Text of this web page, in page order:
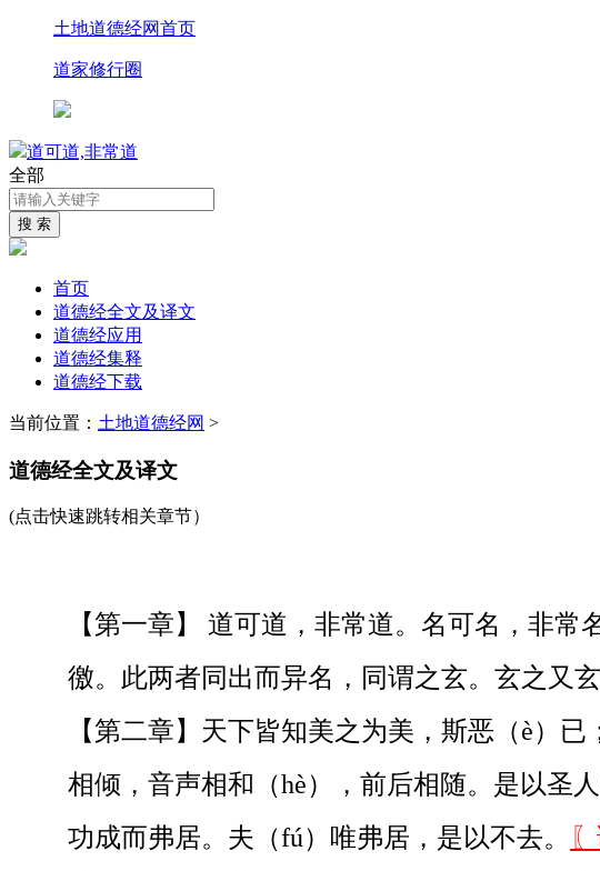
土地道德经网首页
道家修行圈
道可道,非常道
全部
首页
道德经全文及译文
道德经应用
道德经集释
道德经下载
当前位置： 土地道德经网 >
道德经全文及译文
(点击快速跳转相关章节）
【第一章】 道可道，非常道。名可名，非
徼。此两者同出而异名，同谓之玄。玄之又玄
【第二章】天下皆知美之为美，斯恶（è）
相倾，音声相和（hè），前后相随。是以圣
功成而弗居。夫（fú）唯弗居，是以不去。